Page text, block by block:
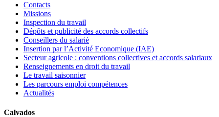
Contacts
Missions
Inspection du travail
Dépôts et publicité des accords collectifs
Conseillers du salarié
Insertion par l’Activité Economique (IAE)
Secteur agricole : conventions collectives et accords salariaux
Renseignements en droit du travail
Le travail saisonnier
Les parcours emploi compétences
Actualités
Calvados